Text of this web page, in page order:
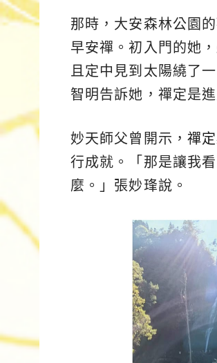
那時，大安森林公園
早安禪。初入門的她
且定中見到太陽繞了
智明告訴她，禪定是
妙天師父曾開示， 禪
行成就。「那是讓我
麼。」張妙琒說。